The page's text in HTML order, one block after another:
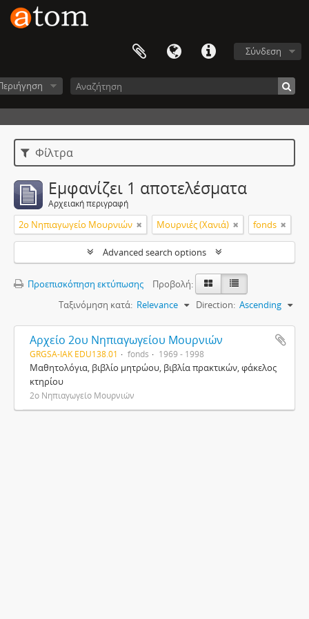
Σύνδεση
Φίλτρα
Εμφανίζει 1 αποτελέσματα
Αρχειακή περιγραφή
2ο Νηπιαγωγείο Μουρνιών Μουρνιές (Χανιά) fonds
Advanced search options
Προεπισκόπηση εκτύπωσης
Προβολή:
Ταξινόμηση κατά: Relevance Direction: Ascending
Αρχείο 2ου Νηπιαγωγείου Μουρνιών
GRGSA-IAK EDU138.01 fonds 1969 - 1998
Μαθητολόγια, βιβλίο μητρώου, βιβλία πρακτικών, φάκελος
κτηρίου
2ο Νηπιαγωγείο Μουρνιών